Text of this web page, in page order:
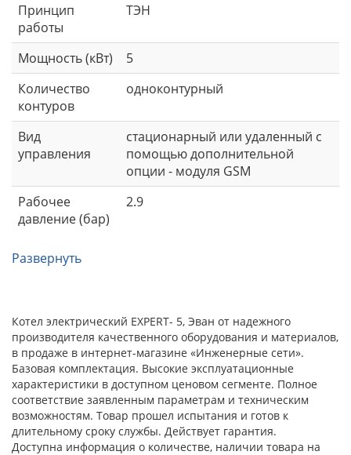
Принцип
работы
ТЭН
Мощность (кВт)
5
Количество
контуров
одноконтурный
Вид
управления
стационарный или удаленный с
помощью дополнительной
опции - модуля GSM
Рабочее
давление (бар)
2.9
Развернуть
Котел электрический EXPERT- 5, Эван от надежного
производителя качественного оборудования и материалов,
в продаже в интернет-магазине «Инженерные сети».
Базовая комплектация. Высокие эксплуатационные
характеристики в доступном ценовом сегменте. Полное
соответствие заявленным параметрам и техническим
возможностям. Товар прошел испытания и готов к
длительному сроку службы. Действует гарантия.
Доступна информация о количестве, наличии товара на